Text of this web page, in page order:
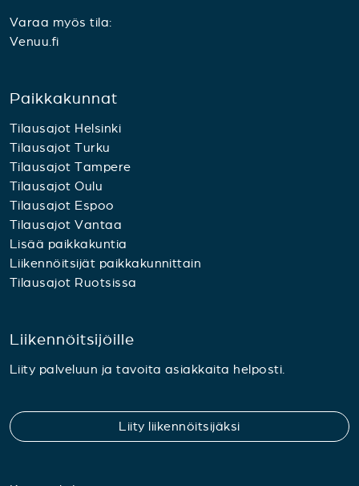
Varaa myös tila:
Venuu.fi
Paikkakunnat
Tilausajot Helsinki
Tilausajot Turku
Tilausajot Tampere
Tilausajot Oulu
Tilausajot Espoo
Tilausajot Vantaa
Lisää paikkakuntia
Liikennöitsijät paikkakunnittain
Tilausajot Ruotsissa
Liikennöitsijöille
Liity palveluun ja tavoita asiakkaita helposti.
Liity liikennöitsijäksi